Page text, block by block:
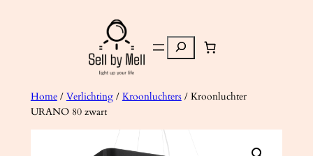
Zoeken
Home/ Verlichting/ Kroonluchters/ Kroonluchter
URANO 80 zwart